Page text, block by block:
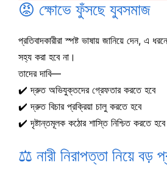
😡 ক্ষোভে ফুঁসছে যুবসমাজ
প্রতিবাদকারীরা স্পষ্ট ভাষায় জানিয়ে দেন, এ
সহ্য করা হবে না।
তাদের দাবি—
✔️ দ্রুত অভিযুক্তদের গ্রেফতার করতে হবে
✔️ দ্রুত বিচার প্রক্রিয়া চালু করতে হবে
✔️ দৃষ্টান্তমূলক কঠোর শাস্তি নিশ্চিত করতে হবে
⚖️ নারী নিরাপত্তা নিয়ে বড়